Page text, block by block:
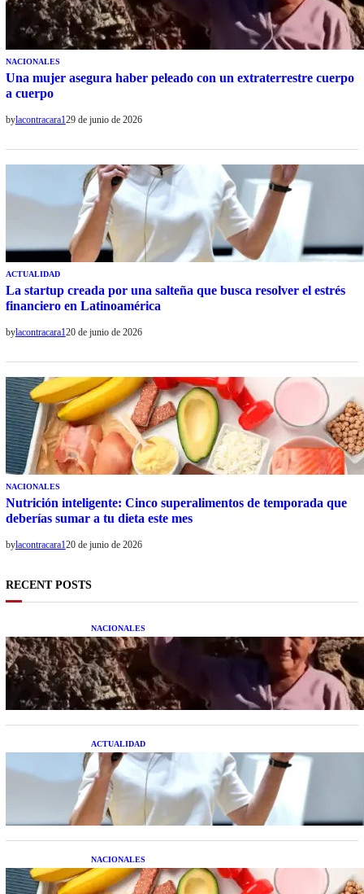
NACIONALES
Una mujer asegura haber peleado con un extraterrestre cuerpo
a cuerpo
bylacontracara129 de junio de 2026
ACTUALIDAD
La startup creada por una salteña que busca resolver el estrés
financiero en Latinoamérica
bylacontracara120 de junio de 2026
NACIONALES
Nutrición inteligente: Cinco superalimentos de temporada que
deberías sumar a tu dieta este mes
bylacontracara120 de junio de 2026
RECENT POSTS
NACIONALES
Una mujer asegura haber peleado con un
extraterrestre cuerpo a cuerpo
ACTUALIDAD
La startup creada por una salteña que busca
resolver el estrés financiero en Latinoamérica
NACIONALES
Nutrición inteligente: Cinco superalimentos de
temporada que deberías sumar a tu dieta este mes